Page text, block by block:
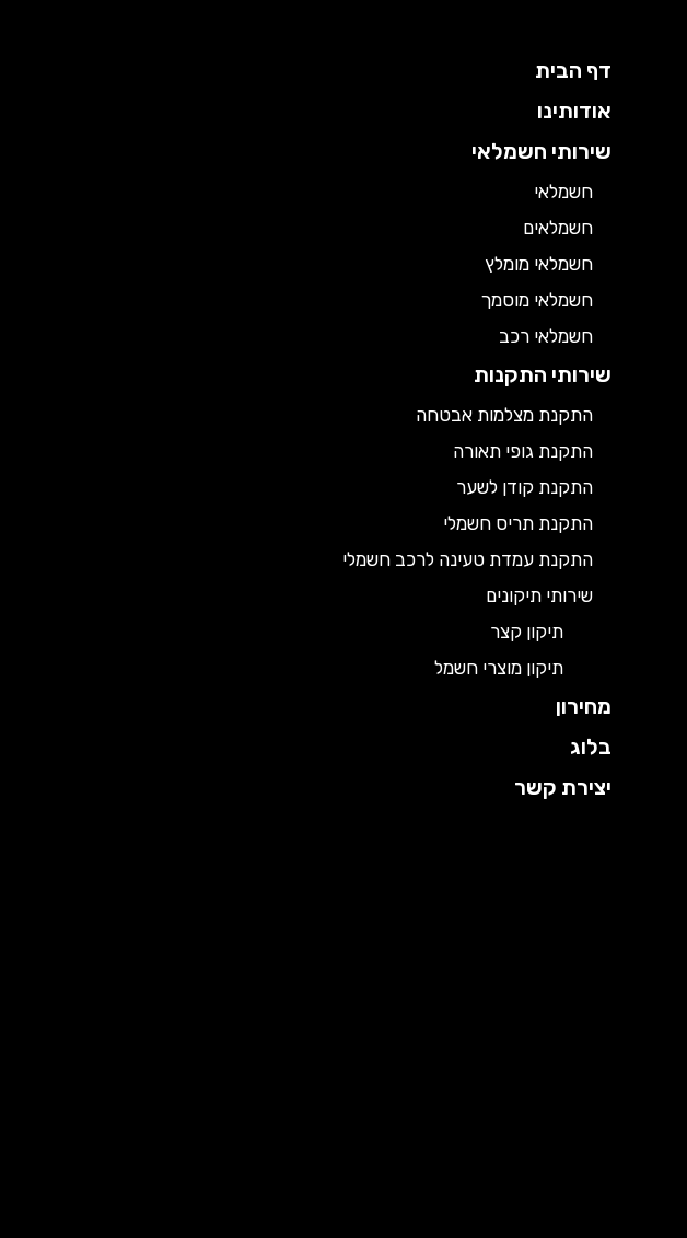
דף הבית
אודותינו
שירותי חשמלאי
חשמלאי
חשמלאים
חשמלאי מומלץ
חשמלאי מוסמך
חשמלאי רכב
שירותי התקנות
התקנת מצלמות אבטחה
התקנת גופי תאורה
התקנת קודן לשער
התקנת תריס חשמלי
התקנת עמדת טעינה לרכב חשמלי
שירותי תיקונים
תיקון קצר
תיקון מוצרי חשמל
מחירון
בלוג
יצירת קשר